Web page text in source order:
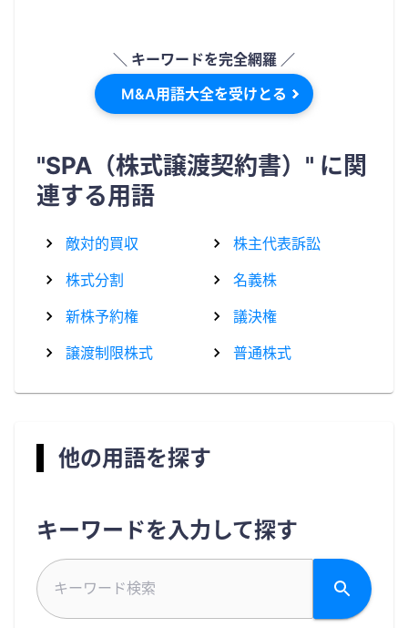
＼ キーワードを完全網羅 ／
M&A用語大全を受けとる
"SPA（株式譲渡契約書）" に関
連する用語
敵対的買収
株主代表訴訟
株式分割
名義株
新株予約権
議決権
譲渡制限株式
普通株式
他の用語を探す
キーワードを入力して探す